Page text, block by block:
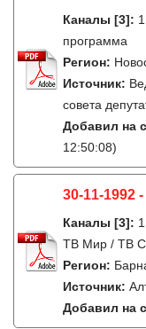
Каналы [3]:
программа
Регион:
Источник:
совета
Добавил на
12:50:08)
30-11-1992
Каналы [3]:
ТВ Мир / ТВ
Регион:
Источник:
Добавил на